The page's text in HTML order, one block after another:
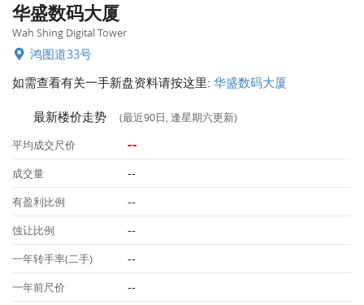
华盛数码大厦
Wah Shing Digital Tower
鸿图道33号
如需查看有关一手新盘资料请按这里:华盛数码大厦
最新楼价走势
(最近90日, 逢星期六更新)
平均成交尺价
--
成交量 --
有盈利比例 --
蚀让比例 --
一年转手率(二手) --
一年前尺价 --